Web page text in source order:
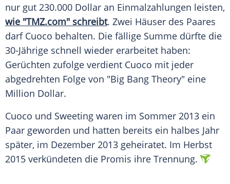
nur gut 230.000 Dollar an Einmalzahlungen leisten,
wie "TMZ.com" schreibt. Zwei Häuser des Paares
darf Cuoco behalten. Die fällige Summe dürfte die
30-Jährige schnell wieder erarbeitet haben:
Gerüchten zufolge verdient Cuoco mit jeder
abgedrehten Folge von "Big Bang Theory" eine
Million Dollar.
Cuoco und Sweeting waren im Sommer 2013 ein
Paar geworden und hatten bereits ein halbes Jahr
später, im Dezember 2013 geheiratet. Im Herbst
2015 verkündeten die Promis ihre Trennung.